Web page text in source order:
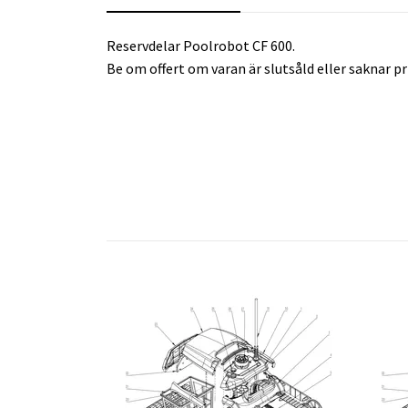
Reservdelar Poolrobot CF 600.
Be om offert om varan är slutsåld eller saknar